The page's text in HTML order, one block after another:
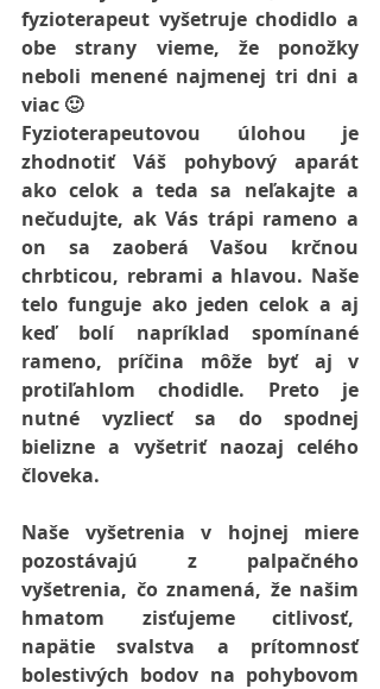
fyzioterapeut vyšetruje chodidlo a
obe strany vieme, že ponožky
neboli menené najmenej tri dni a
viac 🙂
Fyzioterapeutovou úlohou je
zhodnotiť Váš pohybový aparát
ako celok a teda sa neľakajte a
nečudujte, ak Vás trápi rameno a
on sa zaoberá Vašou krčnou
chrbticou, rebrami a hlavou. Naše
telo funguje ako jeden celok a aj
keď bolí napríklad spomínané
rameno, príčina môže byť aj v
protiľahlom chodidle. Preto je
nutné vyzliecť sa do spodnej
bielizne a vyšetriť naozaj celého
človeka.
Naše vyšetrenia v hojnej miere
pozostávajú z palpačného
vyšetrenia, čo znamená, že našim
hmatom zisťujeme citlivosť,
napätie svalstva a prítomnosť
bolestivých bodov na pohybovom